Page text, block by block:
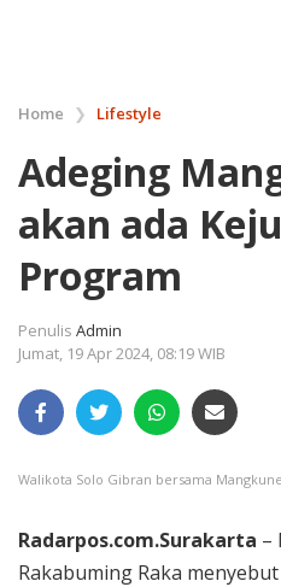
Home ❯ Lifestyle
Adeging
akan ada
Program
Penulis Admin
Jumat, 19 Apr 2024, 08:19 WIB
Walikota Solo Gibran bersama
Radarpos.com.Surakarta –
Rakabuming Raka